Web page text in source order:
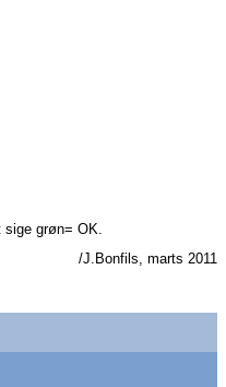
grøn= OK.
2011